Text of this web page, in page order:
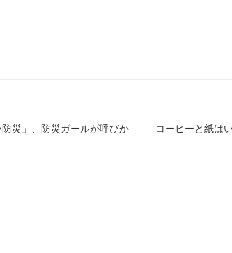
災」、防災ガールが呼びか
コーヒーと紙は